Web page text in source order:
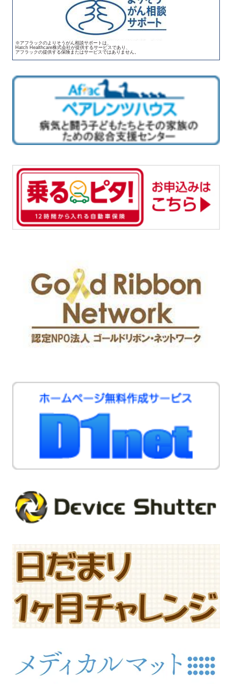
※アフラックのよりそうがん相談サポートは、
Hatch Healthcare株式会社が提供するサービスであり、
アフラックの提供する保険またはサービスではありません。